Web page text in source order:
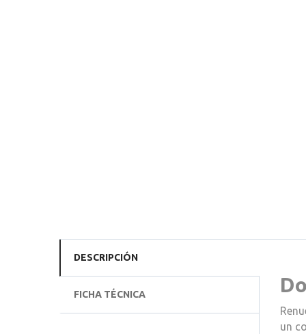
DESCRIPCIÓN
FICHA TÉCNICA
un